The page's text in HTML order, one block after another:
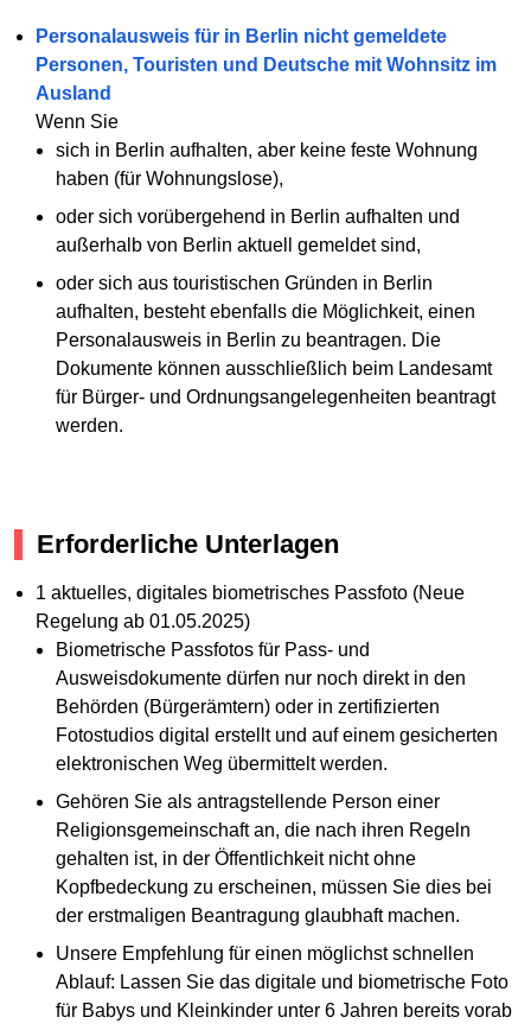
Personalausweis für in Berlin nicht gemeldete
Personen, Touristen und Deutsche mit Wohnsitz im
Ausland
Wenn Sie
sich in Berlin aufhalten, aber keine feste Wohnung
haben (für Wohnungslose),
oder sich vorübergehend in Berlin aufhalten und
außerhalb von Berlin aktuell gemeldet sind,
oder sich aus touristischen Gründen in Berlin
aufhalten, besteht ebenfalls die Möglichkeit, einen
Personalausweis in Berlin zu beantragen. Die
Dokumente können ausschließlich beim Landesamt
für Bürger- und Ordnungsangelegenheiten beantragt
werden.
Erforderliche Unterlagen
1 aktuelles, digitales biometrisches Passfoto (Neue
Regelung ab 01.05.2025)
Biometrische Passfotos für Pass- und
Ausweisdokumente dürfen nur noch direkt in den
Behörden (Bürgerämtern) oder in zertifizierten
Fotostudios digital erstellt und auf einem gesicherten
elektronischen Weg übermittelt werden.
Gehören Sie als antragstellende Person einer
Religionsgemeinschaft an, die nach ihren Regeln
gehalten ist, in der Öffentlichkeit nicht ohne
Kopfbedeckung zu erscheinen, müssen Sie dies bei
der erstmaligen Beantragung glaubhaft machen.
Unsere Empfehlung für einen möglichst schnellen
Ablauf: Lassen Sie das digitale und biometrische Foto
für Babys und Kleinkinder unter 6 Jahren bereits vorab